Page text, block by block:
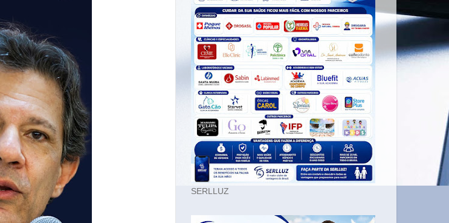
SERLLUZ